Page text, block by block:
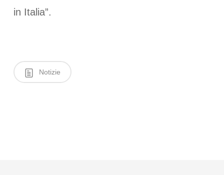
in Italia”.
Notizie